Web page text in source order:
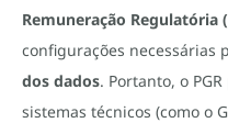
Remuneração Regulatória
configurações necessárias
dos dados. Portanto, o
sistemas técnicos (como o